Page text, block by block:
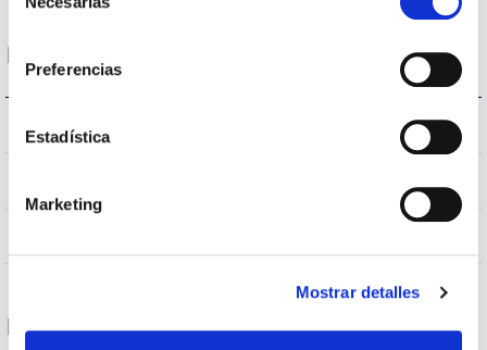
Preferencias
Estadística
Marketing
Mostrar detalles
Logement et finition
Type de bague E27
Performance